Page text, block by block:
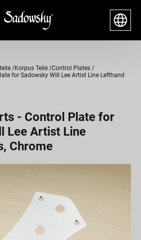
Korpus Teile Control Plates
for Sadowsky Will Lee Artist Line Lefthand
- Control Plate for
Lee Artist Line
Chrome